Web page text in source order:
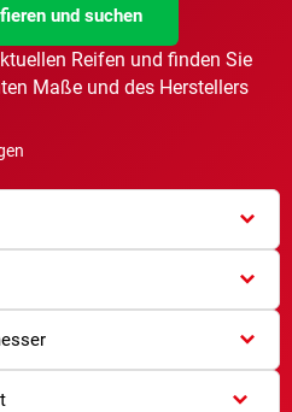
und suchen
Reifen und finden Sie
Maße und des Herstellers